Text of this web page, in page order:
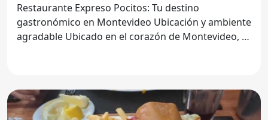
Restaurante Expreso Pocitos: Tu destino
gastronómico en Montevideo Ubicación y ambiente
agradable Ubicado en el corazón de Montevideo, el